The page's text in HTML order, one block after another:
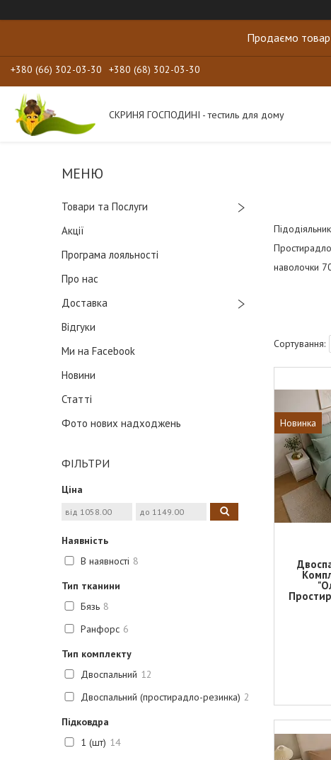
Продаємо
+380 (66) 302-03-30 +380 (68) 302-03-30
СКРИНЯ ГОСПОДИНІ - тестиль для дому
Товари та Послуги
Акції
Програма лояльності
Про нас
Доставка
Відгуки
Ми на Facebook
Новини
Статті
Фото нових надходжень
ФІЛЬТРИ
Ціна
Наявність
В наявності 8
Тип тканини
Бязь 8
Ранфорс 6
Тип комплекту
Двоспальний 12
Двоспальний (простирадло-резинка) 2
Підковдра
1 (шт) 14
наволочки
Новинка